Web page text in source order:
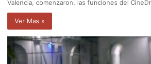
Valencia, comenzaron, las funciones del
Ver Mas »